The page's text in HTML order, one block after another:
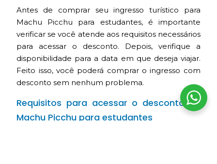
Antes de comprar seu ingresso turístico para
Machu Picchu para estudantes, é importante
verificar se você atende aos requisitos necessários
para acessar o desconto. Depois, verifique a
disponibilidade para a data em que deseja viajar.
Feito isso, você poderá comprar o ingresso com
desconto sem nenhum problema.
Requisitos para acessar o desconto de
Machu Picchu para estudantes